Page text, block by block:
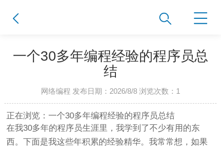
一个30多年编程经验的程序员总
结
网络编程 发布日期：2026/8/8 浏览次数： 1
正在浏览：一个30多年编程经验的程序员总结
在我30多年的程序员生涯里，我学到了不少有用的东
西。下面是我这些年积累的经验精华。我常常想，如果